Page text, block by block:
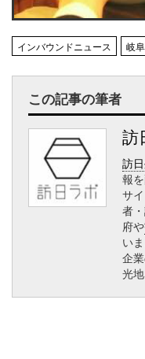
インバウンドニュース 岐
この記事の筆者
訪
訪
報
サ
者
府や
い
企
光